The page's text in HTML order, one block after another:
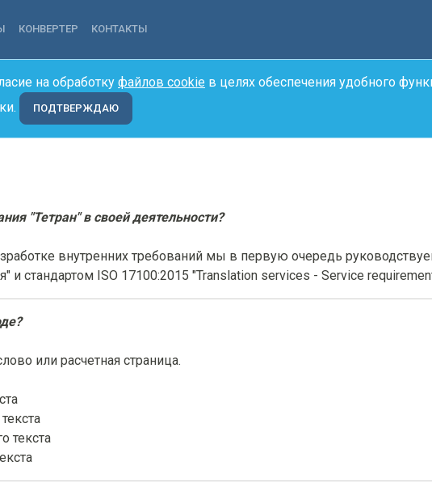
КОНВЕРТЕР КОНТАКТЫ
на обработку файлов cookie в целях обеспечения удобного
ПОДТВЕРЖДАЮ
"Тетран" в своей деятельности?
внутренних требований мы в первую очередь
стандартом ISO 17100:2015 "Translation services - Service
или расчетная страница.
текста